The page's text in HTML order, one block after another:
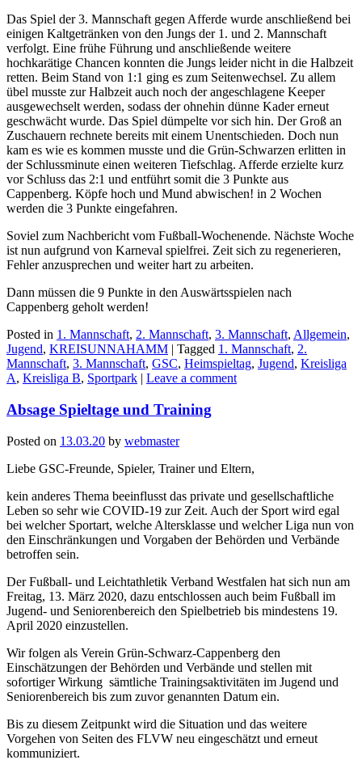
Das Spiel der 3. Mannschaft gegen Afferde wurde anschließend bei
einigen Kaltgetränken von den Jungs der 1. und 2. Mannschaft
verfolgt. Eine frühe Führung und anschließende weitere
hochkarätige Chancen konnten die Jungs leider nicht in die Halbzeit
retten. Beim Stand von 1:1 ging es zum Seitenwechsel. Zu allem
übel musste zur Halbzeit auch noch der angeschlagene Keeper
ausgewechselt werden, sodass der ohnehin dünne Kader erneut
geschwächt wurde. Das Spiel dümpelte vor sich hin. Der Groß an
Zuschauern rechnete bereits mit einem Unentschieden. Doch nun
kam es wie es kommen musste und die Grün-Schwarzen erlitten in
der Schlussminute einen weiteren Tiefschlag. Afferde erzielte kurz
vor Schluss das 2:1 und entführt somit die 3 Punkte aus
Cappenberg. Köpfe hoch und Mund abwischen! in 2 Wochen
werden die 3 Punkte eingefahren.
Soviel zum Nachbericht vom Fußball-Wochenende. Nächste Woche
ist nun aufgrund von Karneval spielfrei. Zeit sich zu regenerieren,
Fehler anzusprechen und weiter hart zu arbeiten.
Dann müssen die 9 Punkte in den Auswärtsspielen nach
Cappenberg geholt werden!
Posted in 1. Mannschaft, 2. Mannschaft, 3. Mannschaft, Allgemein,
Jugend, KREISUNNAHAMM | Tagged 1. Mannschaft, 2.
Mannschaft, 3. Mannschaft, GSC, Heimspieltag, Jugend, Kreisliga
A, Kreisliga B, Sportpark | Leave a comment
Absage Spieltage und Training
Posted on 13.03.20 by webmaster
Liebe GSC-Freunde, Spieler, Trainer und Eltern,
kein anderes Thema beeinflusst das private und gesellschaftliche
Leben so sehr wie COVID-19 zur Zeit. Auch der Sport wird egal
bei welcher Sportart, welche Altersklasse und welcher Liga nun von
den Einschränkungen und Vorgaben der Behörden und Verbände
betroffen sein.
Der Fußball- und Leichtathletik Verband Westfalen hat sich nun am
Freitag, 13. März 2020, dazu entschlossen auch beim Fußball im
Jugend- und Seniorenbereich den Spielbetrieb bis mindestens 19.
April 2020 einzustellen.
Wir folgen als Verein Grün-Schwarz-Cappenberg den
Einschätzungen der Behörden und Verbände und stellen mit
sofortiger Wirkung sämtliche Trainingsaktivitäten im Jugend und
Seniorenbereich bis zum zuvor genannten Datum ein.
Bis zu diesem Zeitpunkt wird die Situation und das weitere
Vorgehen von Seiten des FLVW neu eingeschätzt und erneut
kommuniziert.